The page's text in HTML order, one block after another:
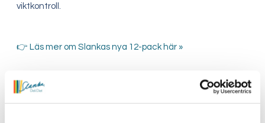
viktkontroll.
👉 Läs mer om Slankas nya 12-pack här »